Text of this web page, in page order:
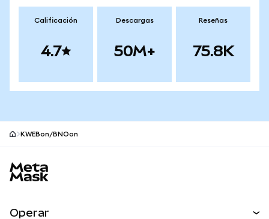
Calificación
4.7
Descargas
50M+
Reseñas
75.8K
KWEBon/BNOon
Operar